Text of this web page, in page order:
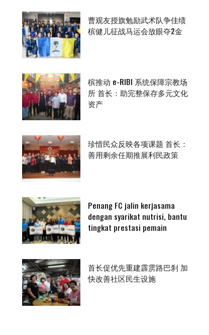
曹观友授旗勉励武术队争佳绩
槟健儿征战马运会放眼夺2金
槟推动 e-RIBI 系统保障宗教场
所 首长：助完整保存多元文化
资产
珍惜民众反映各项课题 首长：
善用剩余任期推展利民政策
Penang FC jalin kerjasama
dengan syarikat nutrisi, bantu
tingkat prestasi pemain
首长促优先重建霹雳路巴刹 加
快改善社区民生设施